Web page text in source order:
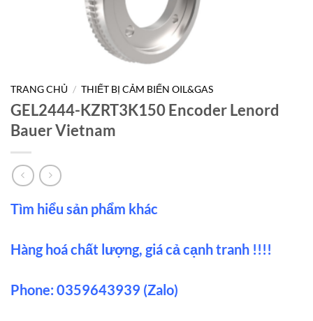
TRANG CHỦ / THIẾT BỊ CẢM BIẾN OIL&GAS
GEL2444-KZRT3K150 Encoder Lenord
Bauer Vietnam
Tìm hiểu sản phẩm khác
Hàng hoá chất lượng, giá cả cạnh tranh !!!!
Phone: 0359643939 (Zalo)